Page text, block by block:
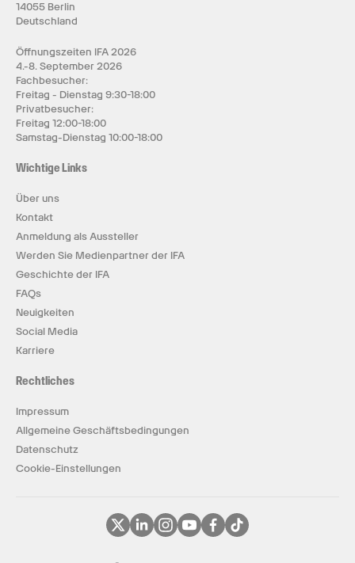
14055 Berlin
Deutschland
Öffnungszeiten IFA 2026
4.-8. September 2026
Fachbesucher:
Freitag - Dienstag 9:30-18:00
Privatbesucher:
Freitag 12:00-18:00
Samstag-Dienstag 10:00-18:00
Wichtige Links
Über uns
Kontakt
Anmeldung als Aussteller
Werden Sie Medienpartner der IFA
Geschichte der IFA
FAQs
Neuigkeiten
Social Media
Karriere
Rechtliches
Impressum
Allgemeine Geschäftsbedingungen
Datenschutz
Cookie-Einstellungen